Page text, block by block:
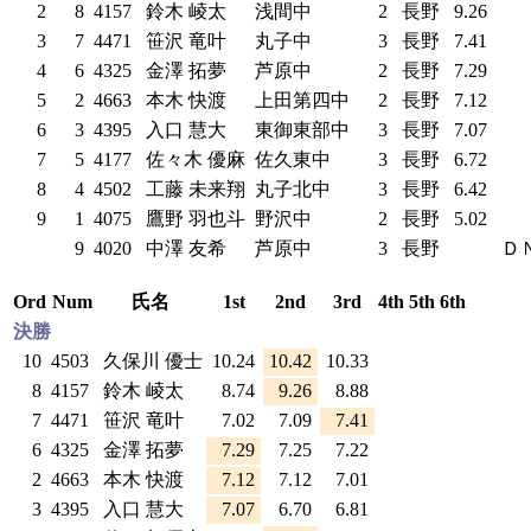
2 8 4157 鈴木 崚太 浅間中 2 長野
9.26
3
7 4471 笹沢 竜叶 丸子中 3 長野
7.41
4
6 4325 金澤 拓夢 芦原中 2 長野
7.29
5
2 4663 本木 快渡 上田第四中 2 長野
7.12
6
3 4395 入口 慧大 東御東部中 3 長野
7.07
7
5 4177 佐々木 優麻 佐久東中 3 長野
6.72
8
4 4502 工藤 未来翔 丸子北中 3 長野
6.42
9
1 4075 鷹野 羽也斗 野沢中 2 長野
5.02
9 4020 中澤 友希 芦原中 3 長野 Ｄ
Ord Num 氏名 1st 2nd 3rd 4th 5th 6th
決勝
10 4503 久保川 優士 10.24 10.42
10.33
8 4157 鈴木 崚太 8.74 9.26
8.88
7 4471 笹沢 竜叶 7.02 7.09
7.41
6 4325 金澤 拓夢 7.29 7.25
7.22
2 4663 本木 快渡 7.12 7.12
7.01
3 4395 入口 慧大 7.07 6.70
6.81